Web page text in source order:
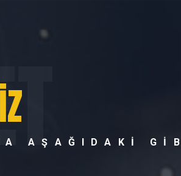
AŞAĞIDAKI